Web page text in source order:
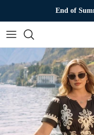
End of